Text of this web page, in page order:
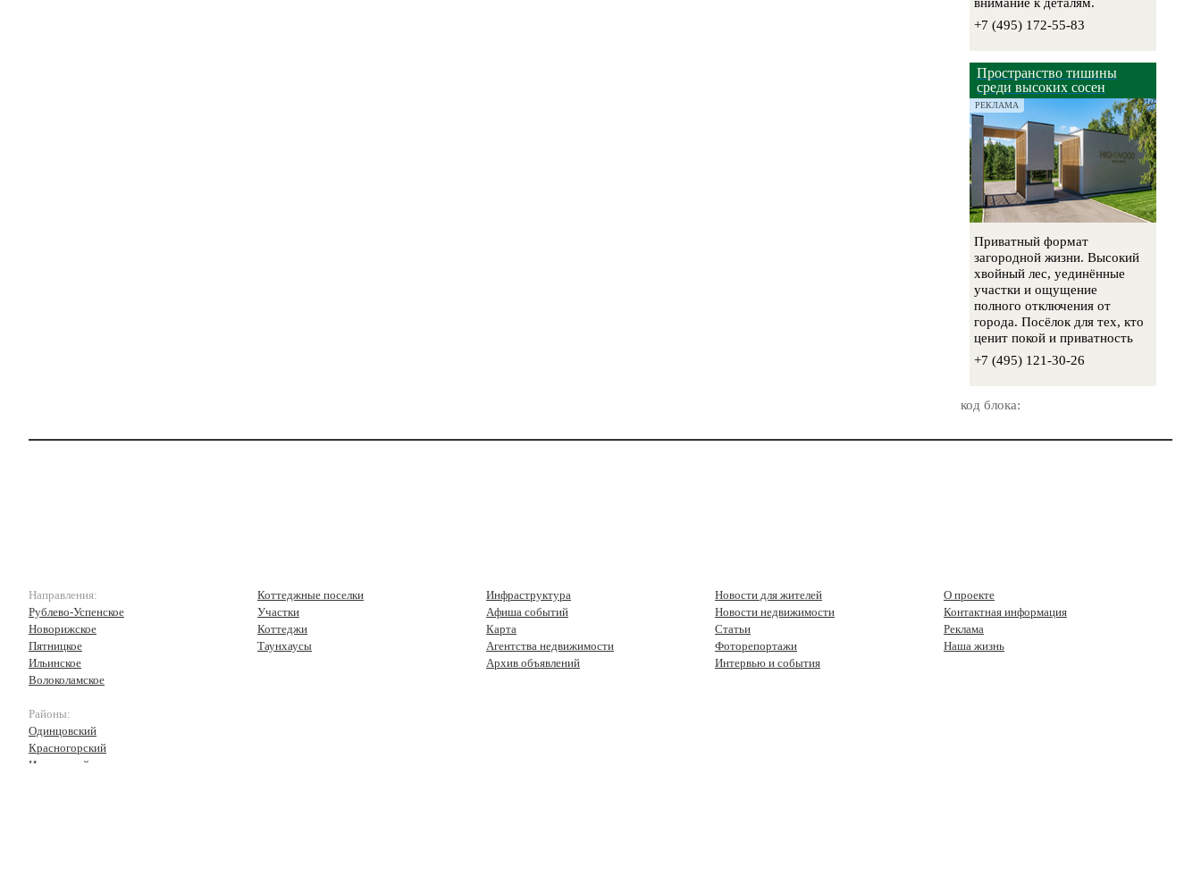
внимание к деталям.
+7 (495) 172-55-83
Пространство тишины
среди высоких сосен
РЕКЛАМА
Приватный формат
загородной жизни. Высокий
хвойный лес, уединённые
участки и ощущение
полного отключения от
города. Посёлок для тех, кто
ценит покой и приватность
+7 (495) 121-30-26
код блока:
Направления:
Рублево-Успенское
Новорижское
Пятницкое
Ильинское
Волоколамское
Районы:
Одинцовский
Красногорский
Истринский
Коттеджные поселки
Участки
Коттеджи
Таунхаусы
Инфраструктура
Афиша событий
Карта
Агентства недвижимости
Архив объявлений
Новости для жителей
Новости недвижимости
Статьи
Фоторепортажи
Интервью и события
О проекте
Контактная информация
Реклама
Наша жизнь